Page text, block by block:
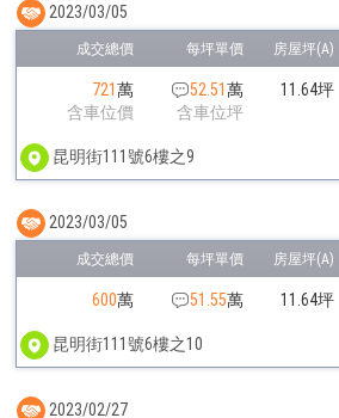
721萬
含車位價
52.51萬
含車位坪
11.64坪
昆明街111號6樓之9
2023/03/05
600萬 51.55萬 11.64坪
昆明街111號6樓之10
2023/03/05
2023/02/27